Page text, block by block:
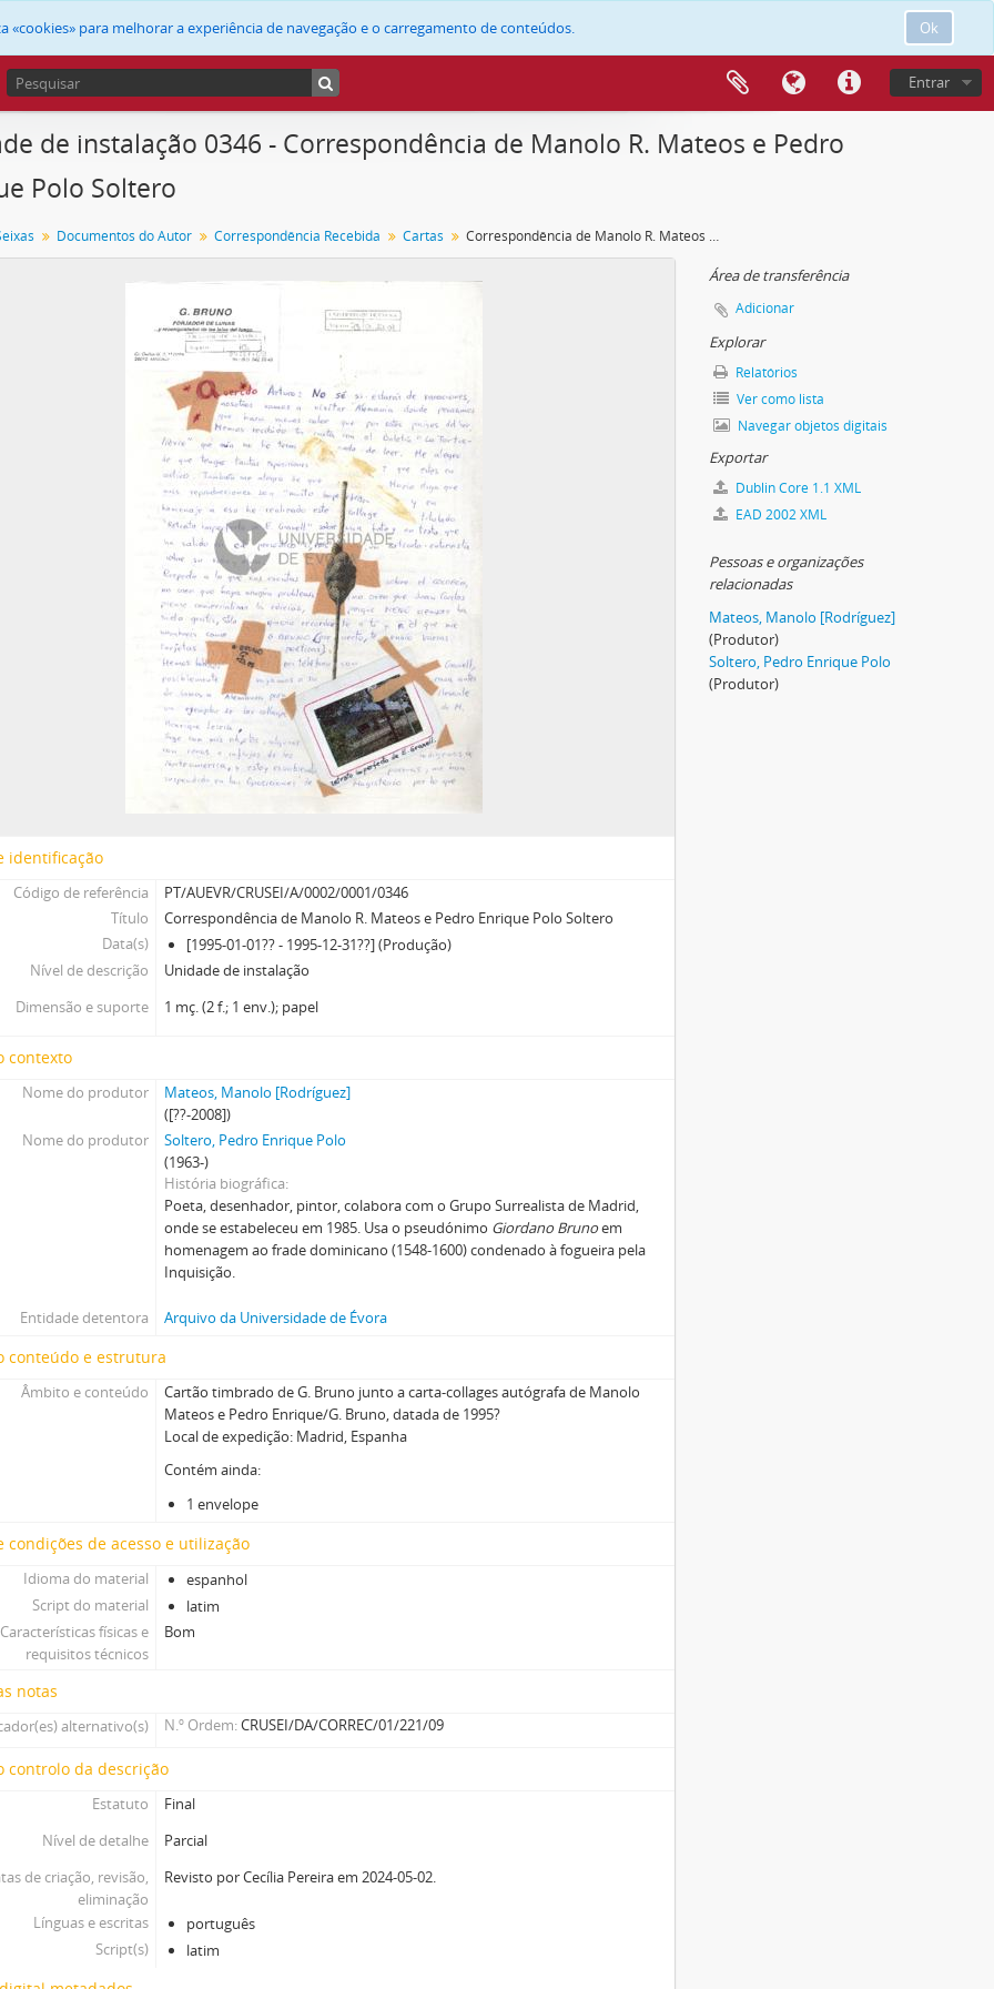
Ok
«cookies» para melhorar a experiência de navegação e o carregamento de conteúdos.
Entrar
de instalação 0346 - Correspondência de Manolo R. Mateos e Pedro
Polo Soltero
Documentos do Autor Correspondência Recebida Cartas Correspondência de Manolo R. Mateos e Pedro Enrique Polo Soltero
identificação
Código de referência
PT/AUEVR/CRUSEI/A/0002/0001/0346
Título
Correspondência de Manolo R. Mateos e Pedro Enrique Polo Soltero
Data(s)
[1995-01-01?? - 1995-12-31??] (Produção)
Nível de descrição
Unidade de instalação
Dimensão e suporte
1 mç. (2 f.; 1 env.); papel
contexto
Nome do produtor
Mateos, Manolo [Rodríguez]
([??-2008])
Nome do produtor
Soltero, Pedro Enrique Polo
(1963-)
História biográfica
Poeta, desenhador, pintor, colabora com o Grupo Surrealista de Madrid,
onde se estabeleceu em 1985. Usa o pseudónimo Giordano Brunoem
homenagem ao frade dominicano (1548-1600) condenado à fogueira pela
Inquisição.
Entidade detentora Arquivo da Universidade de Évora
conteúdo e estrutura
Âmbito e conteúdo
Cartão timbrado de G. Bruno junto a carta-collages autógrafa de Manolo
Mateos e Pedro Enrique/G. Bruno, datada de 1995?
Local de expedição: Madrid, Espanha
Contém ainda:
1 envelope
condições de acesso e utilização
Idioma do material
espanhol
Script do material
latim
Características físicas e
requisitos técnicos
Bom
notas
alternativo(s) N.º Ordem CRUSEI/DA/CORREC/01/221/09
controlo da descrição
Estatuto
Final
Nível de detalhe
Parcial
de criação, revisão,
eliminação
Revisto por Cecília Pereira em 2024-05-02.
Línguas e escritas
português
Script(s)
latim
Área de transferência
Adicionar
Explorar
Relatórios
Ver como lista
Navegar objetos digitais
Exportar
Dublin Core 1.1 XML
EAD 2002 XML
Pessoas e organizações
relacionadas
Mateos, Manolo [Rodríguez]
(Produtor)
Soltero, Pedro Enrique Polo
(Produtor)